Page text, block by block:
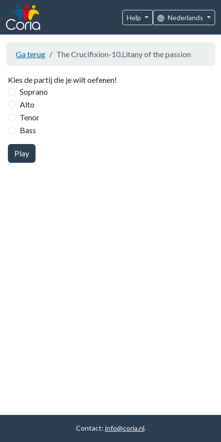
Help Nederlands
Ga terug The Crucifixion-10.Litany of the passion
Kies de partij die je wilt oefenen!
Soprano
Alto
Tenor
Bass
Play
Contact: info@coria.nl.